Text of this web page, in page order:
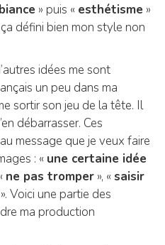
» puis « esthétisme »
ça défini bien mon style non
idées me sont
un peu dans ma
sortir son jeu de la tête. Il
débarrasser. Ces
message que je veux faire
: « une certaine idée
ne pas tromper », « saisir
». Voici une partie des
ma production